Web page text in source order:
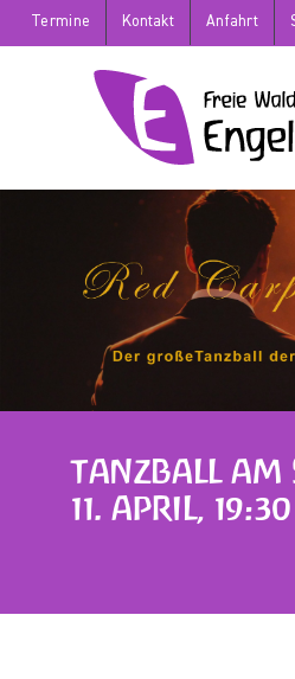
Zum
Inhalt
Termine Kontakt Anfahrt
TANZBALL AM
11. APRIL,